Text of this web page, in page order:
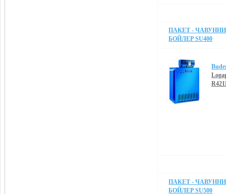
ПАКЕТ -
БОЙЛЕР SU400
ПАКЕТ -
БОЙЛЕР SU500